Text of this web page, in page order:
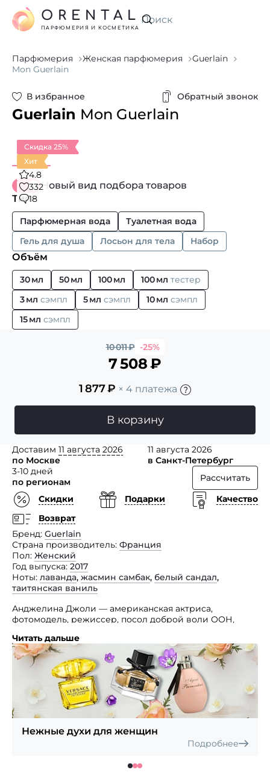
Искать
ORENTAL
ПАРФЮМЕРИЯ И КОСМЕТИКА
Парфюмерия Женская парфюмерия
Guerlain
Mon Guerlain
В избранное Обратный звонок
Guerlain Mon Guerlain
Скидка 25%
Хит
4.8
332
18
Новый вид подбора товаров
Тип
Парфюмерная вода
Туалетная вода
Гель для душа
Лосьон для тела Набор
Объём
30 мл 50 мл 100 мл 100 мл тестер
3 мл сэмпл 5 мл сэмпл 10 мл сэмпл
15 мл сэмпл
10 011₽ -25%
7 508₽
1 877₽ × 4 платежа
В корзину
Доставим 11 августа 2026
по Москве
11 августа 2026
в Санкт-Петербург
3-10 дней
по регионам
Рассчитать
Скидки
Подарки
Качество
Возврат
Бренд Guerlain
Страна производитель Франция
Пол Женский
Год выпуска 2017
Ноты лаванда, жасмин самбак, белый сандал,
таитянская ваниль
Анджелина Джоли — американская актриса,
фотомодель, режиссер, посол доброй воли ООН,
глобус» просто женщина и мама, яркий пример для
наследования и обожания миллионов.
Именно ей посвящен аромат Mon Guerlain, который
является воплощением современной, сильной, но,
в тоже время, очень нежной и чувственной женщины.
Аромат отличается достаточно смелой,
с применением специфических и редкостных
компонентов, композицией, которая делает его
звучание таинственным и невероятно сильным.
Guerlain Mon Guerlain — удивительный парфюм для
Читать дальше
Нежные духи для женщин
Подробнее